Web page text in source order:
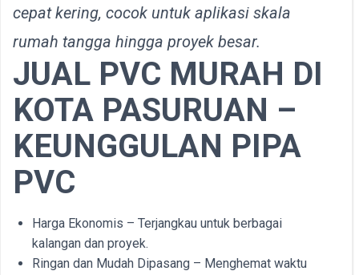
cepat kering, cocok untuk aplikasi skala
rumah tangga hingga proyek besar.
JUAL PVC MURAH DI
KOTA PASURUAN –
KEUNGGULAN PIPA
PVC
Harga Ekonomis – Terjangkau untuk berbagai
kalangan dan proyek.
Ringan dan Mudah Dipasang – Menghemat waktu